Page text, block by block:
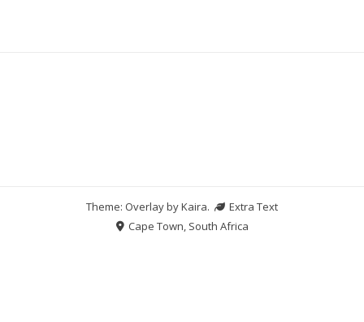
Theme: Overlay byKaira.
Extra Text
Cape Town, South Africa